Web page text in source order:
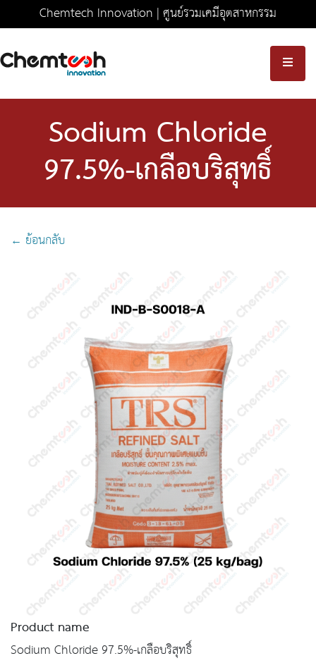
Chemtech Innovation | ศูนย์รวมเคมีอุตสาหกรรม
Sodium Chloride
97.5%-เกลือบริสุทธิ์
← ย้อนกลับ
Product name
Sodium Chloride 97.5%-เกลือบริสุทธิ์